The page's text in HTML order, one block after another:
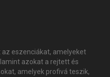
eszenciákat, amelyeket
azokat a rejtett és
amelyek profivá teszik,